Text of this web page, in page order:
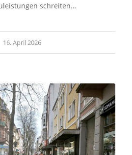
schreiten…
16. April 2026